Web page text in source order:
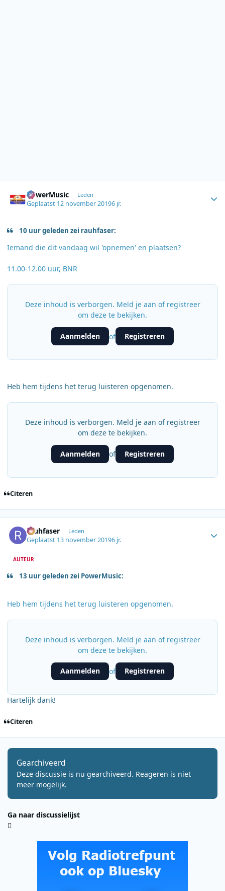
PowerMusic Leden
Geplaatst 12 november 20196 jr.
10 uur geleden zei rauhfaser:
Iemand die dit vandaag wil 'opnemen' en plaatsen?
11.00-12.00 uur, BNR
Deze inhoud is verborgen. Meld je aan of registreer
om deze te bekijken.
Aanmelden of Registreren
Heb hem tijdens het terug luisteren opgenomen.
Deze inhoud is verborgen. Meld je aan of registreer
om deze te bekijken.
Aanmelden of Registreren
Citeren
rauhfaser Leden
Geplaatst 13 november 20196 jr.
AUTEUR
13 uur geleden zei PowerMusic:
Heb hem tijdens het terug luisteren opgenomen.
Deze inhoud is verborgen. Meld je aan of registreer
om deze te bekijken.
Aanmelden of Registreren
Hartelijk dank!
Citeren
Gearchiveerd
Deze discussie is nu gearchiveerd. Reageren is niet
meer mogelijk.
Ga naar discussielijst